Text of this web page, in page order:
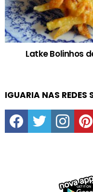
Latke Bolinhos
IGUARIA NAS REDES
facebooktwitter instagram